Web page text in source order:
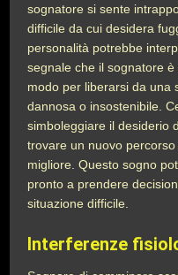
sognatore si sente
difficile da cui desidera
personalità potrebbe
segnale che il sognatore
modo per liberarsi da una
dannosa o insostenibile.
simboleggiare il desiderio
trovare un nuovo
migliore. Questo sogno
pronto a prendere
situazione difficile.
Interferenze